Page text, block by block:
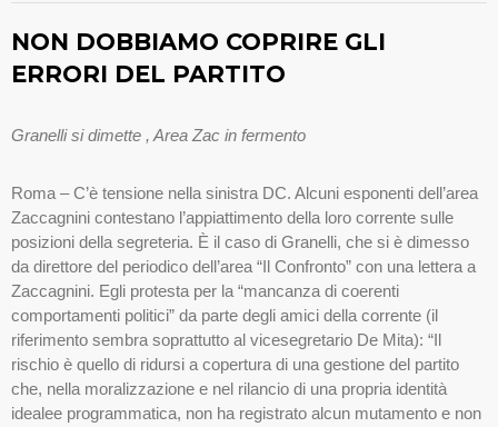
NON DOBBIAMO COPRIRE GLI
ERRORI DEL PARTITO
Granelli si dimette , Area Zac in fermento
Roma – C’è tensione nella sinistra DC. Alcuni esponenti dell’area
Zaccagnini contestano l’appiattimento della loro corrente sulle
posizioni della segreteria. È il caso di Granelli, che si è dimesso
da direttore del periodico dell’area “Il Confronto” con una lettera a
Zaccagnini. Egli protesta per la “mancanza di coerenti
comportamenti politici” da parte degli amici della corrente (il
riferimento sembra soprattutto al vicesegretario De Mita): “Il
rischio è quello di ridursi a copertura di una gestione del partito
che, nella moralizzazione e nel rilancio di una propria identità
idealee programmatica, non ha registrato alcun mutamento e non